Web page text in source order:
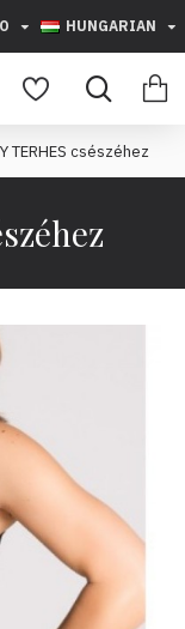
HUNGARIAN
TERHES csészéhez